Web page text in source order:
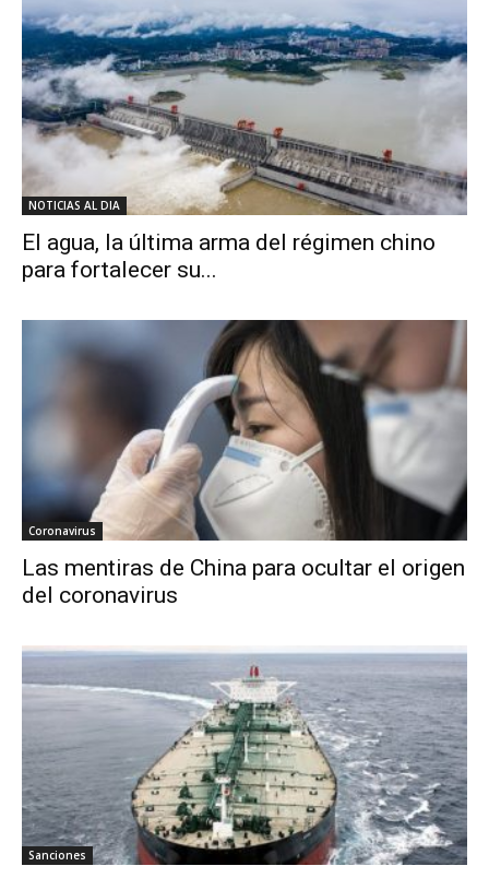
NOTICIAS AL DIA
El agua, la última arma del régimen chino
para fortalecer su...
Coronavirus
Las mentiras de China para ocultar el origen
del coronavirus
Sanciones